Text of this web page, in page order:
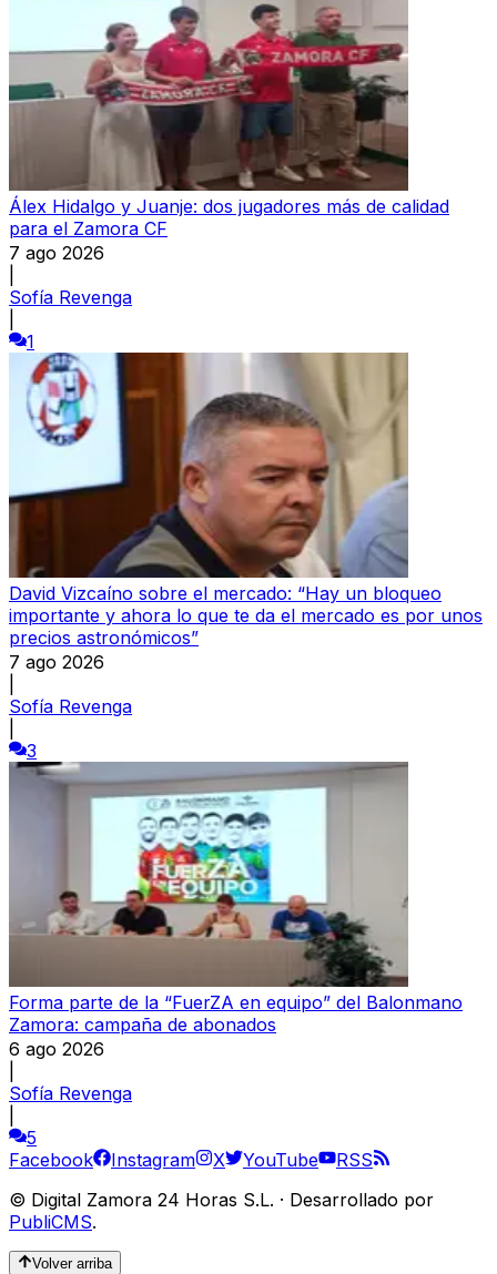
Álex Hidalgo y Juanje: dos jugadores más de calidad
para el Zamora CF
7 ago 2026
Sofía Revenga
1
David Vizcaíno sobre el mercado: “Hay un bloqueo
importante y ahora lo que te da el mercado es por unos
precios astronómicos”
7 ago 2026
Sofía Revenga
3
Forma parte de la “FuerZA en equipo” del Balonmano
Zamora: campaña de abonados
6 ago 2026
Sofía Revenga
5
Facebook
Instagram X YouTube
RSS
© Digital Zamora 24 Horas S.L. · Desarrollado por
PubliCMS.
Volver arriba